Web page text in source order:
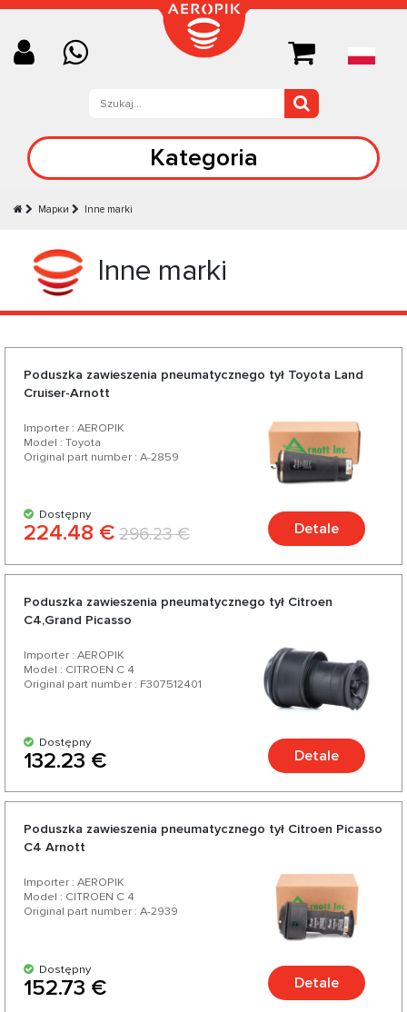
Kategoria
Марки Inne marki
Inne marki
Poduszka zawieszenia pneumatycznego tył Toyota Land
Cruiser-Arnott
Importer : AEROPIK
Model : Toyota
Original part number : A-2859
Dostępny
224.48 € 296.23 € Detale
Poduszka zawieszenia pneumatycznego tył Citroen
C4,Grand Picasso
Importer : AEROPIK
Model : CITROEN C 4
Original part number : F307512401
Dostępny
132.23 € Detale
Poduszka zawieszenia pneumatycznego tył Citroen Picasso
C4 Arnott
Importer : AEROPIK
Model : CITROEN C 4
Original part number : A-2939
Dostępny
152.73 € Detale